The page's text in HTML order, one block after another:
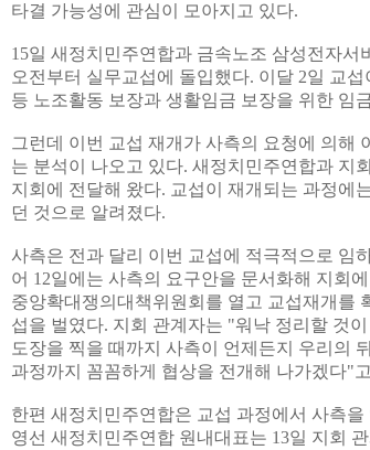
타결 가능성에 관심이 모아지고 있다.
15일 새정치민주연합과 금속노조 삼성전자
오전부터 실무교섭에 돌입했다. 이달 2일 교
등 노조활동 보장과 생활임금 보장을 위한 임
그런데 이번 교섭 재개가 사측의 요청에 의해
는 분석이 나오고 있다. 새정치민주연합과 지
지회에 전달해 왔다. 교섭이 재개되는 과정에
던 것으로 알려졌다.
사측은 전과 달리 이번 교섭에 적극적으로 임
어 12일에는 사측의 요구안을 문서화해 지회
중앙확대쟁의대책위원회를 열고 교섭재개를
섭을 벌였다. 지회 관계자는 "워낙 정리할 것
도장을 찍을 때까지 사측이 언제든지 우리의
과정까지 꼼꼼하게 협상을 전개해 나가겠다"
한편 새정치민주연합은 교섭 과정에서 사측
영선 새정치민주연합 원내대표는 13일 지회